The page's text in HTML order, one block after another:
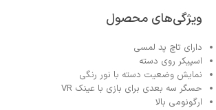
ویژگی‌های محصول
دارای تاچ پد لمسی
اسپیکر روی دسته
نمایش وضعیت دسته با نور رنگی
حسگر سه بعدی برای بازی با عینک VR
ارگونومی بالا